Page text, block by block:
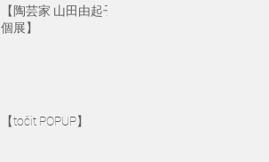
【陶芸家 山田由起子
個展】
【točit POPUP】